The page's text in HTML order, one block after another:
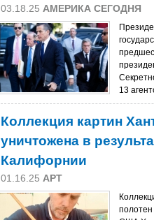
03.18.25 АМЕРИКА СЕГОДНЯ
13
Коллекция картин
уничтожена в
Калифорнии
01.16.25 АРТ
полотен